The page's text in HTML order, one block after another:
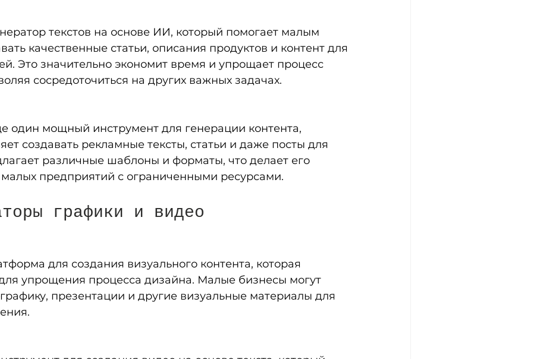
текстов на основе ИИ, который помогает малым
качественные статьи, описания продуктов и контент для
Это значительно экономит время и упрощает процесс
сосредоточиться на других важных задачах.
один мощный инструмент для генерации контента,
создавать рекламные тексты, статьи и даже посты для
различные шаблоны и форматы, что делает его
предприятий с ограниченными ресурсами.
графики и видео
для создания визуального контента, которая
упрощения процесса дизайна. Малые бизнесы могут
презентации и другие визуальные материалы для